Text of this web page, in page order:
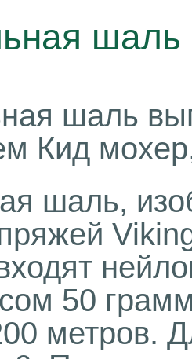
шаль
Кид
шаль,
50
метров.